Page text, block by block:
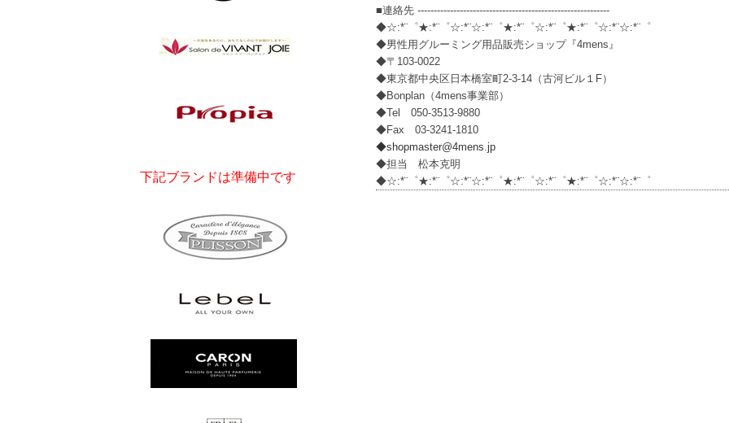
■連絡先 -----------------------------------------------------------
◆☆:*¨゜★:*¨゜☆:*¨☆:*¨゜★:*¨゜☆:*¨゜★:*¨゜☆:*¨☆:*¨゜
◆男性用グルーミング用品販売ショップ『4mens』
◆〒103-0022
◆東京都中央区日本橋室町2-3-14（古河ビル１F）
◆Bonplan（4mens事業部）
◆Tel 050-3513-9880
◆Fax 03-3241-1810
◆shopmaster@4mens.jp
◆担当 松本克明
◆☆:*¨゜★:*¨゜☆:*¨☆:*¨゜★:*¨゜☆:*¨゜★:*¨゜☆:*¨☆:*¨゜
下記ブランドは準備中です